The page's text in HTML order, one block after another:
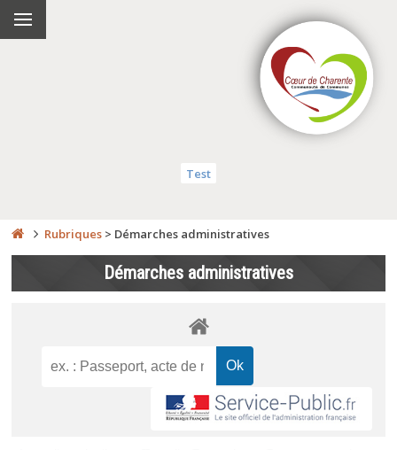
Test
Rubriques > Démarches administratives
Démarches administratives